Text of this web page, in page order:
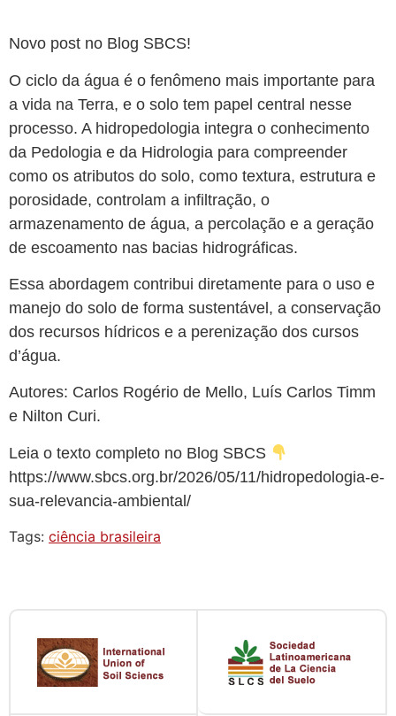
Novo post no Blog SBCS!
O ciclo da água é o fenômeno mais importante para
a vida na Terra, e o solo tem papel central nesse
processo. A hidropedologia integra o conhecimento
da Pedologia e da Hidrologia para compreender
como os atributos do solo, como textura, estrutura e
porosidade, controlam a infiltração, o
armazenamento de água, a percolação e a geração
de escoamento nas bacias hidrográficas.
Essa abordagem contribui diretamente para o uso e
manejo do solo de forma sustentável, a conservação
dos recursos hídricos e a perenização dos cursos
d’água.
Autores: Carlos Rogério de Mello, Luís Carlos Timm
e Nilton Curi.
Leia o texto completo no Blog SBCS
https://www.sbcs.org.br/2026/05/11/hidropedologia-e-
sua-relevancia-ambiental/
Tags: ciência brasileira